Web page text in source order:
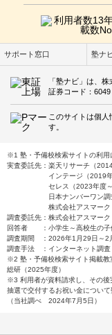
サポート窓口 塾ナ
「塾ナビ」は、
証券コード：6049
このサイトは個
す。
※1 塾・予備校検索サイトの利用
実査委託先：楽天リサーチ（
インテージ（2019
セレス（2023年度
日本ナンバーワン
株式会社アスマーク
調査委託先：株式会社アスマーク
回答者 ：小学生～高校生の子
調査期間 ：2026年1月29日～2
調査手法 ：インターネット調査
※2 塾・予備校検索サイト掲載教
総研（2025年度）
※3 利用者が資料請求し、その後
抽選で交付するお祝い金につい
（当社調べ 2024年7月5日）